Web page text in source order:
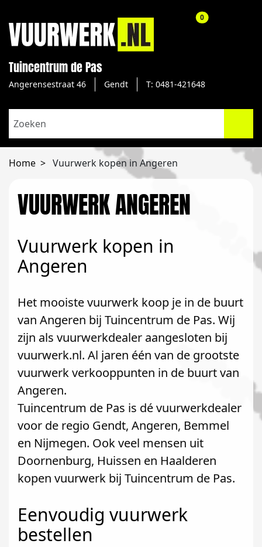
Tuincentrum de Pas
Angerensestraat 46 Gendt T: 0481-421648
0aantal
Home Vuurwerk kopen in Angeren
VUURWERK ANGEREN
Vuurwerk kopen in
Angeren
Het mooiste vuurwerk koop je in de buurt
van Angeren bij Tuincentrum de Pas. Wij
zijn als vuurwerkdealer aangesloten bij
vuurwerk.nl. Al jaren één van de grootste
vuurwerk verkooppunten in de buurt van
Angeren.
Tuincentrum de Pas is dé vuurwerkdealer
voor de regio Gendt, Angeren, Bemmel
en Nijmegen. Ook veel mensen uit
Doornenburg, Huissen en Haalderen
kopen vuurwerk bij Tuincentrum de Pas.
Eenvoudig vuurwerk
bestellen